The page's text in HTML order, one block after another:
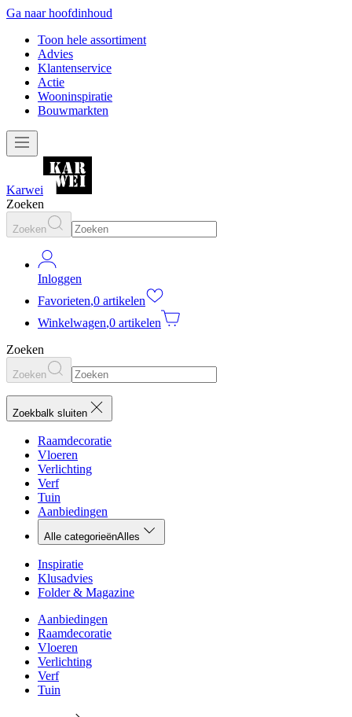
Ga naar hoofdinhoud
Toon hele assortiment
Advies
Klantenservice
Actie
Wooninspiratie
Bouwmarkten
Karwei
Zoeken
Zoeken
Inloggen
Favorieten,0 artikelen
Winkelwagen,0 artikelen
Zoeken
Zoeken
Zoekbalk sluiten
Raamdecoratie
Vloeren
Verlichting
Verf
Tuin
Aanbiedingen
Alle categorieënAlles
Inspiratie
Klusadvies
Folder & Magazine
Aanbiedingen
Raamdecoratie
Vloeren
Verlichting
Verf
Tuin